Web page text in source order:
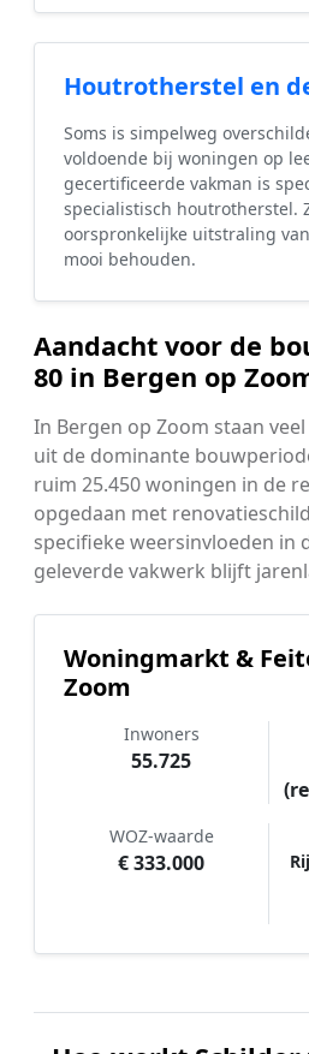
Houtrotherstel en
Soms is simpelweg
voldoende bij woningen op
gecertificeerde vakman is
specialistisch houtrotherstel.
oorspronkelijke uitstraling
mooi behouden.
Aandacht voor de
80 in Bergen op
In Bergen op Zoom staan
uit de dominante
ruim 25.450 woningen in de
opgedaan met
specifieke weersinvloeden in
geleverde vakwerk blijft
Woningmarkt &
Zoom
Inwoners
55.725
WOZ-waarde
€ 333.000